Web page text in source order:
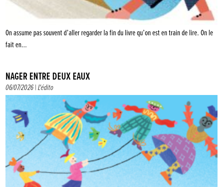
On assume pas souvent d’aller regarder la fin du livre qu’on est en train de lire. On le
fait en…
NAGER ENTRE DEUX EAUX
06/07/2026 |L'édito